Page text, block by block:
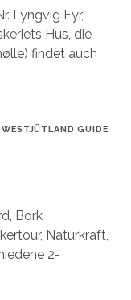
Lyngvig Fyr,
Hus, die
findet auch
GUIDE
Bork
Naturkraft,
2-